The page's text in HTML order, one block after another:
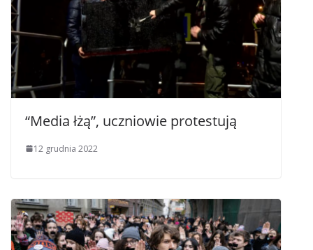
“Media łżą”, uczniowie protestują
12 grudnia 2022